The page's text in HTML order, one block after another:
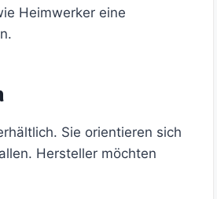
Heimwerker eine
Sie orientieren sich
Hersteller möchten